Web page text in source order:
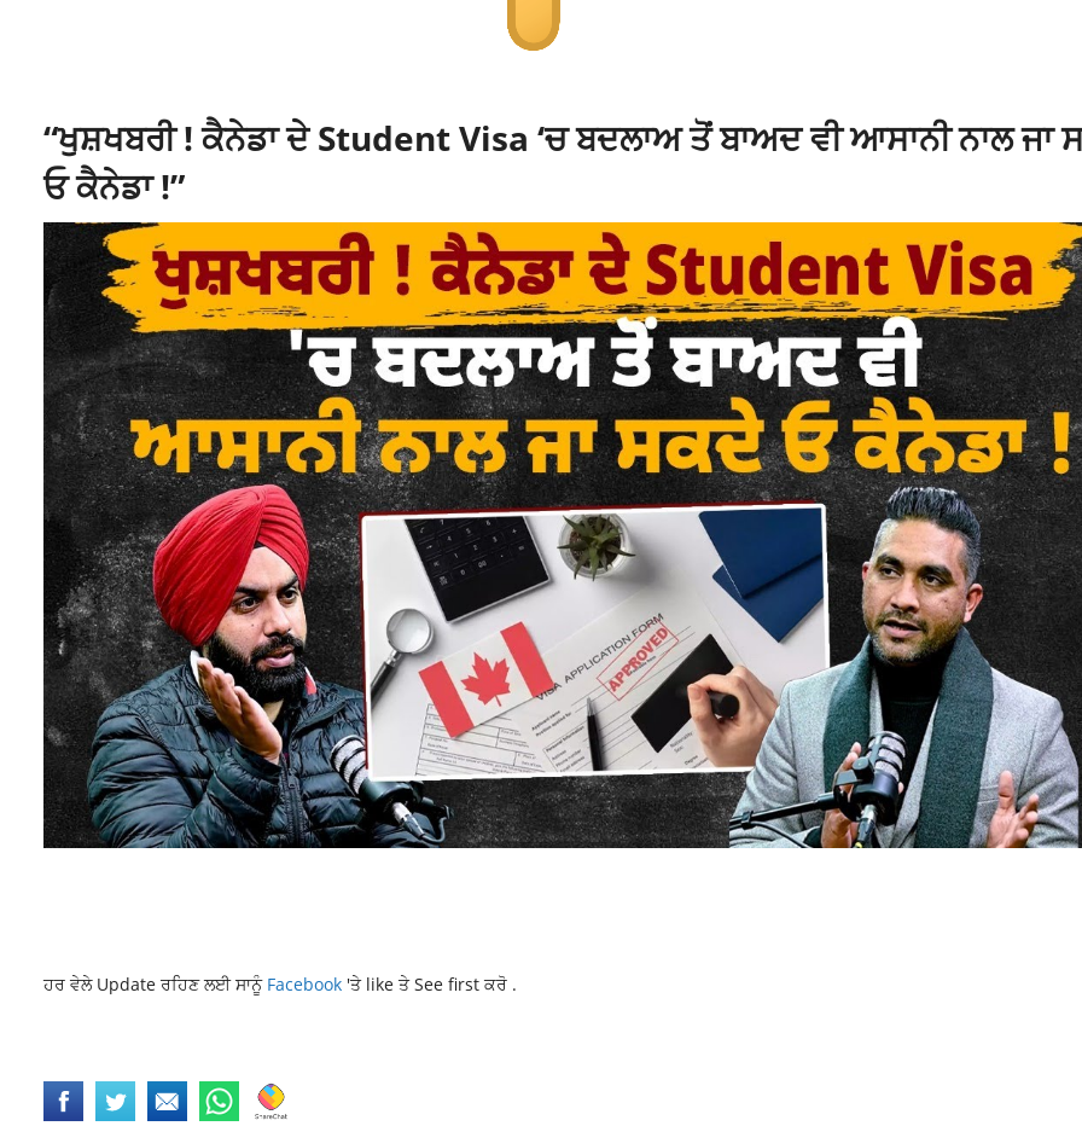
“ਖੁਸ਼ਖਬਰੀ ! ਕੈਨੇਡਾ ਦੇ Student Visa ‘ਚ ਬਦਲਾਅ ਤੋਂ ਬਾਅਦ ਵੀ ਆਸਾਨੀ ਨਾਲ ਜਾ
ਓ ਕੈਨੇਡਾ !”
ਹਰ ਵੇਲੇ Update ਰਹਿਣ ਲਈ ਸਾਨੂੰ Facebook 'ਤੇ like ਤੇ See first ਕਰੋ .